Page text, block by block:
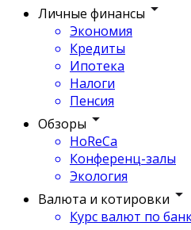
Личные финансы
Экономия
Кредиты
Ипотека
Налоги
Пенсия
Обзоры
HoReCa
Конференц-залы
Экология
Валюта и котировки
Курс валют по